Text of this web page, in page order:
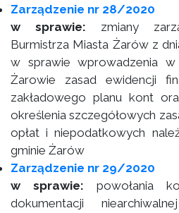
Zarządzenie nr 28/2020
w sprawie: zmiany
Burmistrza Miasta Żarów z
w sprawie wprowadzenia
Żarowie zasad ewidencji
zakładowego planu kont
określenia szczegółowych
opłat i niepodatkowych
gminie Żarów
Zarządzenie nr 29/2020
w sprawie: powołania
dokumentacji